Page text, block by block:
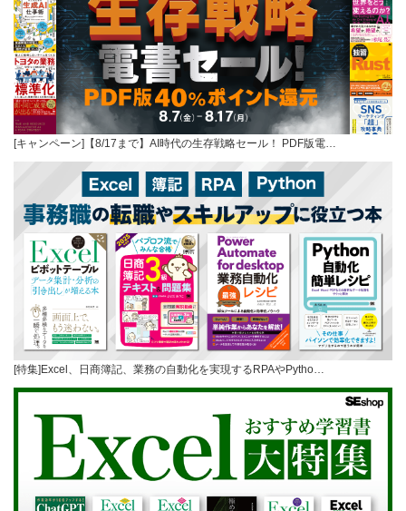
[キャンペーン]【8/17まで】AI時代の生存戦略セール！ PDF版電…
[特集]Excel、日商簿記、業務の自動化を実現するRPAやPytho…